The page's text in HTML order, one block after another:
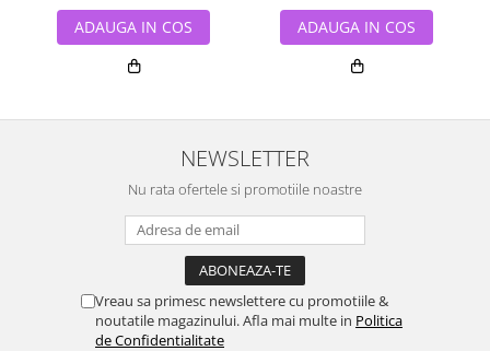
ADAUGA IN COS ADAUGA IN COS
NEWSLETTER
Nu rata ofertele si promotiile noastre
Vreau sa primesc newslettere cu promotiile &
noutatile magazinului. Afla mai multe in Politica
de Confidentialitate